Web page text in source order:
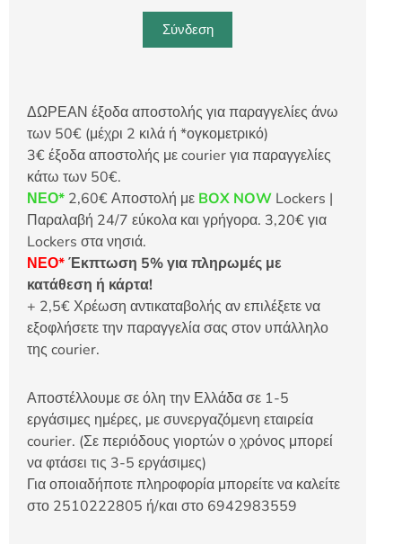
Σύνδεση
ΔΩΡΕΑΝ έξοδα αποστολής για παραγγελίες άνω
των 50€ (μέχρι 2 κιλά ή *ογκομετρικό)
3€ έξοδα αποστολής με courier για παραγγελίες
κάτω των 50€.
ΝΕΟ* 2,60€ Αποστολή με BOX NOW Lockers |
Παραλαβή 24/7 εύκολα και γρήγορα. 3,20€ για
Lockers στα νησιά.
ΝΕΟ*Έκπτωση 5% για πληρωμές με
κατάθεση ή κάρτα!
+ 2,5€ Χρέωση αντικαταβολής αν επιλέξετε να
εξοφλήσετε την παραγγελία σας στον υπάλληλο
της courier.
Αποστέλλουμε σε όλη την Ελλάδα σε 1-5
εργάσιμες ημέρες, με συνεργαζόμενη εταιρεία
courier. (Σε περιόδους γιορτών ο χρόνος μπορεί
να φτάσει τις 3-5 εργάσιμες)
Για οποιαδήποτε πληροφορία μπορείτε να καλείτε
στο 2510222805 ή/και στο 6942983559